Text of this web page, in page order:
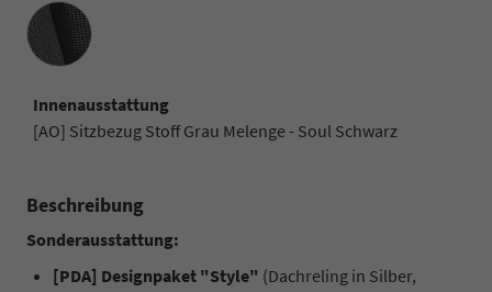
Innenausstattung
Innenausstattung
[AO] Sitzbezug Stoff Grau Melenge - Soul Schwarz
Beschreibung
Sonderausstattung:
[PDA] Designpaket "Style" (Dachreling in Silber,